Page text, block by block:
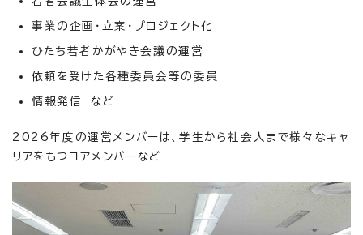
事業の企画・立案・プロジェクト化
ひたち若者かがやき会議の運営
依頼を受けた各種委員会等の委員
情報発信 など
2026年度の運営メンバーは、学生から社会人まで様々なキャ
リアをもつコアメンバーなど